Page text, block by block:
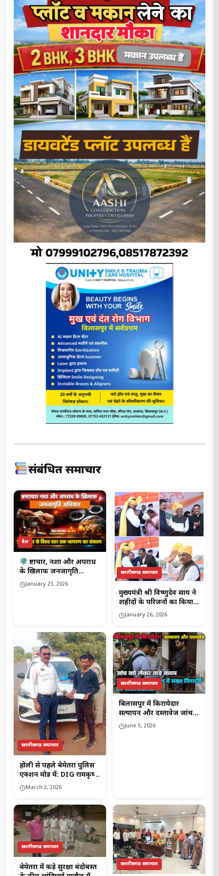
संबंधित समाचार
देश
भ्रष्टाचार, नशा और अपराध
के खिलाफ जनजागृति
अभियान…..
January 23, 2026
छत्‍तीसगढ समाचार
मुख्यमंत्री श्री विष्णुदेव साय ने
शहीदों के परिजनों का किया
सम्मान….
January 26, 2026
छत्‍तीसगढ समाचार
होली से पहले बेमेतरा पुलिस
एक्शन मोड में: DIG रामकृष्ण
साहू के निर्देश पर सघन
चेकिंग, 34 वाहन चालकों पर
गिरी गाज..!
March 2, 2026
छत्‍तीसगढ समाचार
बिलासपुर में किरायेदार
सत्यापन और दस्तावेज जांच
को लेकर कड़े कदम उठाने की
मांग, जनहित में सख्त निगरानी
June 5, 2026
छत्‍तीसगढ समाचार
बेमेतरा में कड़े सुरक्षा बंदोबस्त
छत्‍तीसगढ समाचार